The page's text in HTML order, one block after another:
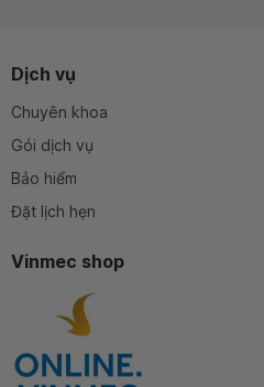
Dịch vụ
Chuyên khoa
Gói dịch vụ
Bảo hiểm
Đặt lịch hẹn
Vinmec shop